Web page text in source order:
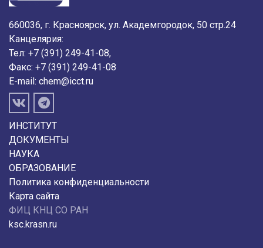
660036, г. Красноярск, ул. Академгородок, 50 стр.24
Канцелярия:
Тел: +7 (391) 249-41-08,
Факс: +7 (391) 249-41-08
E-mail: chem@icct.ru
ИНСТИТУТ
ДОКУМЕНТЫ
НАУКА
ОБРАЗОВАНИЕ
Политика конфиденциальности
Карта сайта
ФИЦ КНЦ СО РАН
ksc.krasn.ru